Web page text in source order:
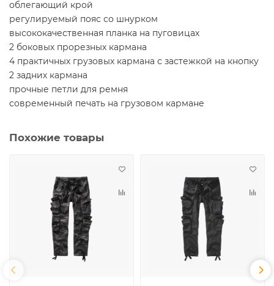
облегающий крой
регулируемый пояс со шнурком
высококачественная планка на пуговицах
2 боковых прорезных кармана
4 практичных грузовых кармана с застежкой на кнопку
2 задних кармана
прочные петли для ремня
современный печать на грузовом кармане
Похожие товары